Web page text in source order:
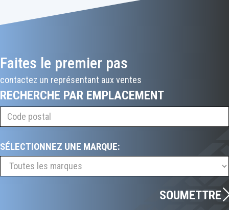
Faites le premier pas
contactez un représentant aux ventes
RECHERCHE PAR EMPLACEMENT
SÉLECTIONNEZ UNE MARQUE:
SOUMETTRE